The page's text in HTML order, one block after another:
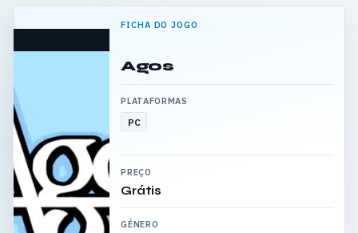
FICHA DO JOGO
Agos
PLATAFORMAS
PC
PREÇO
Grátis
GÉNERO